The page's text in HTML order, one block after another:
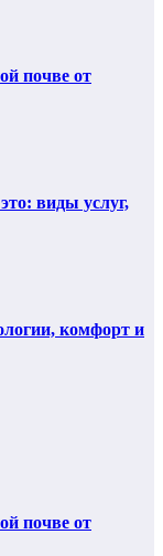
почве от
виды услуг,
комфорт и
почве от